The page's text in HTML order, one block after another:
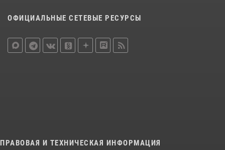
ОФИЦИАЛЬНЫЕ СЕТЕВЫЕ РЕСУРСЫ
ПРАВОВАЯ И ТЕХНИЧЕСКАЯ ИНФОРМАЦИЯ